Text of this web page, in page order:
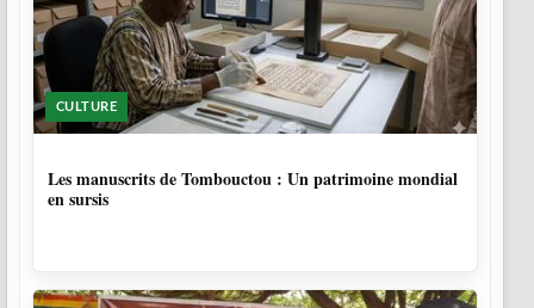
CULTURE
Les manuscrits de Tombouctou : Un patrimoine mondial
en sursis